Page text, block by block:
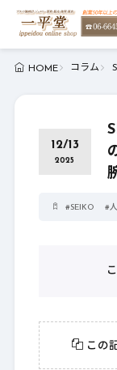
HOME コラム
12/13
2025
#SEIKO #
この